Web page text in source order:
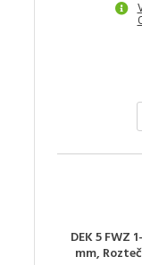
DEK 5 FWZ
mm,